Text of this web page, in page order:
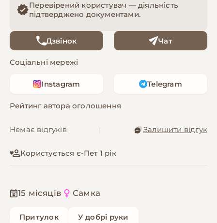
Перевірений користувач — діяльність
підтверджено документами.
Дзвінок Чат
Соціальні мережі
Instagram Telegram
Рейтинг автора оголошення
Немає відгуків Залишити відгук
Користується є-Пет 1 рік
15 місяців Самка
Притулок У добрі руки